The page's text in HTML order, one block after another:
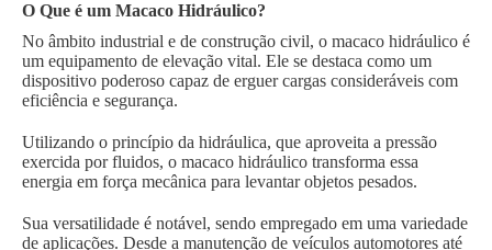
O Que é um Macaco Hidráulico?
No âmbito industrial e de construção civil, o macaco hidráulico é
um equipamento de elevação vital. Ele se destaca como um
dispositivo poderoso capaz de erguer cargas consideráveis com
eficiência e segurança.
Utilizando o princípio da hidráulica, que aproveita a pressão
exercida por fluidos, o macaco hidráulico transforma essa
energia em força mecânica para levantar objetos pesados.
Sua versatilidade é notável, sendo empregado em uma variedade
de aplicações. Desde a manutenção de veículos automotores até